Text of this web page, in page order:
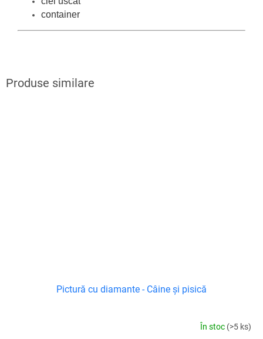
container
Pictură cu diamante - Câine și pisică
În stoc (>5 ks)